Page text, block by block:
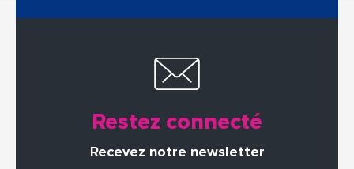
Restez connecté
Recevez notre newsletter